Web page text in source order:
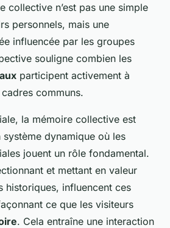
collective n’est pas une simple
personnels, mais une
influencée par les groupes
souligne combien les
participent activement à
communs.
la mémoire collective est
dynamique où les
jouent un rôle fondamental.
et mettant en valeur
historiques, influencent ces
ce que les visiteurs
. Cela entraîne une interaction